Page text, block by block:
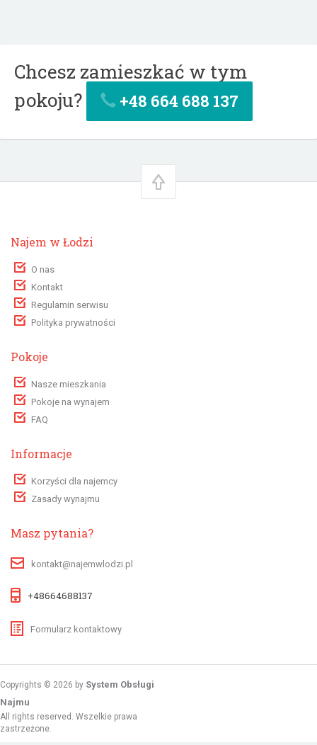
Chcesz zamieszkać w tym
pokoju?
+48 664 688 137
Najem w Łodzi
O nas
Kontakt
Regulamin serwisu
Polityka prywatności
Pokoje
Nasze mieszkania
Pokoje na wynajem
FAQ
Informacje
Korzyści dla najemcy
Zasady wynajmu
Masz pytania?
kontakt@najemwlodzi.pl
+48664688137
Formularz kontaktowy
Copyrights © 2026 by System Obsługi
Najmu
All rights reserved. Wszelkie prawa
zastrzeżone.